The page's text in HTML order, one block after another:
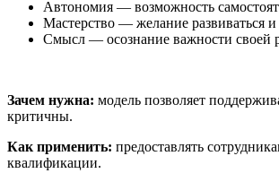
Автономия — возможность
Мастерство — желание развиваться
Смысл — осознание важности своей
Зачем нужна: модель позволяет
критичны.
Как применить: предоставлять
квалификации.